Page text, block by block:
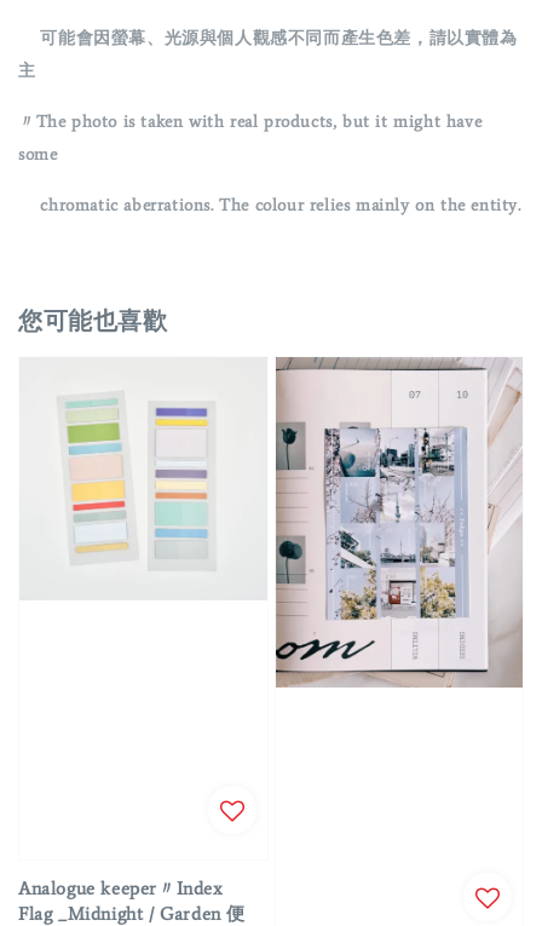
可能會因螢幕、光源與個人觀感不同而產生色差，請以實體為
主
〃The photo is taken with real products, but it might have
some
chromatic aberrations. The colour relies mainly on the entity.
您可能也喜歡
Analogue keeper〃Index
Flag _Midnight / Garden 便